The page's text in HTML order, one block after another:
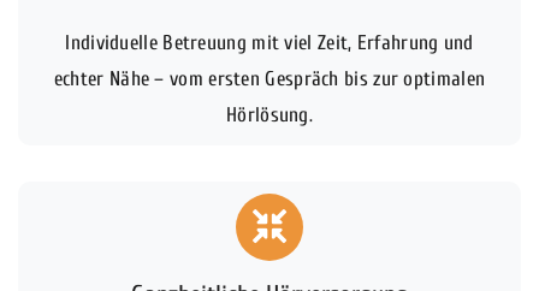
Individuelle Betreuung mit viel Zeit, Erfahrung und
echter Nähe – vom ersten Gespräch bis zur optimalen
Hörlösung.